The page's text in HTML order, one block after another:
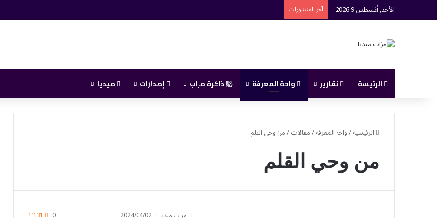
الأحد, أغسطس 9 2026 آخر المنشورات
الرئيسة تقارير واحة المعرفة ذاكرة مزاب إصدارات ميديا
الرئيسية/واحة المعرفة/مقالات/من وحي القلم
من وحي القلم
مزاب ميديا 2024/04/02
0 1٬131